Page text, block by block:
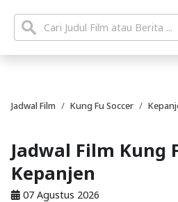
Jadwal Film Kung Fu Soccer
Jadwal Film Kung
Kepanjen
07 Agustus 2026